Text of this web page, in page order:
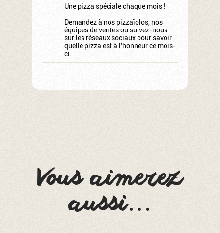
Une pizza spéciale chaque mois !
Demandez à nos pizzaïolos, nos
équipes de ventes ou suivez-nous
sur les réseaux sociaux pour savoir
quelle pizza est à l'honneur ce mois-
ci.
Vous aimerez
aussi…